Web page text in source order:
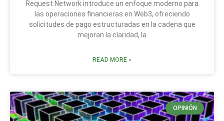
Request Network introduce un enfoque moderno para
las operaciones financieras en Web3, ofreciendo
solicitudes de pago estructuradas en la cadena que
mejoran la claridad, la
READ MORE »
OPINIÓN